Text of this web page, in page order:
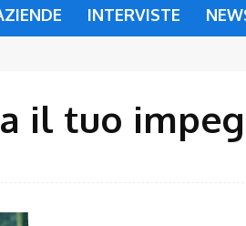
INTERVISTE
il tuo